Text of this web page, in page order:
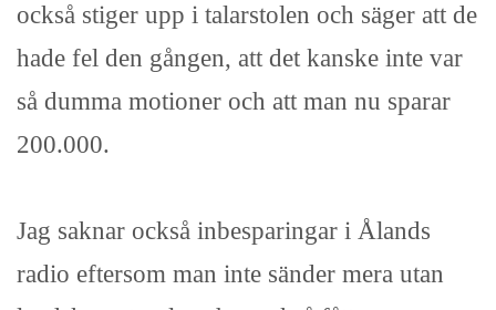
också stiger upp i talarstolen och säger att de
hade fel den gången, att det kanske inte var
så dumma motioner och att man nu sparar
200.000.
Jag saknar också inbesparingar i Ålands
radio eftersom man inte sänder mera utan